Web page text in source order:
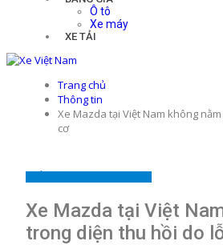
Ô tô
Xe máy
XE TẢI
Trang chủ
Thông tin
Xe Mazda tại Việt Nam không
cơ
Xe Mazda tại Việt
trong diện thu hồi do